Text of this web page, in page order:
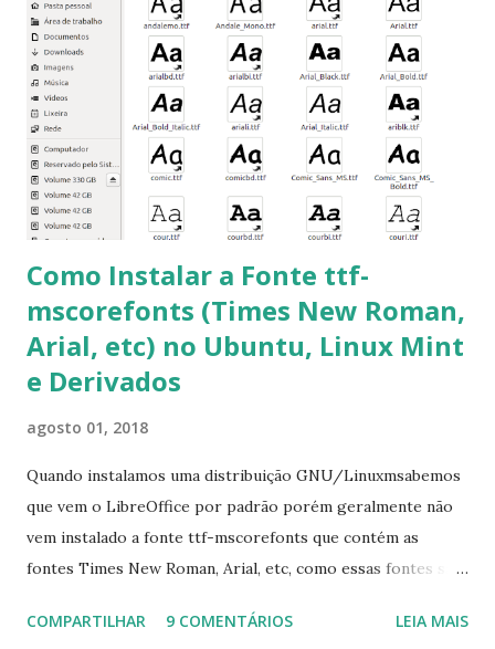
mscorefonts-installer Leia os termos de uso e avance
clicando em “Ok” Agora aceite os termos de uso clicando
em “Sim” Pronto agora abra o LibreOffice e veja se as
fontes Times New Roman, Arial estão instaladas. Caso
ocorra algum erro ou precisa reinstalar, execute: $ sudo
apt-get install --reinstall ttf-mscorefonts-installer
Como Instalar a Fonte ttf-
mscorefonts (Times New Roman,
Arial, etc) no Ubuntu, Linux Mint
e Derivados
agosto 01, 2018
Quando instalamos uma distribuição GNU/Linuxmsabemos
que vem o LibreOffice por padrão porém geralmente não
vem instalado a fonte ttf-mscorefonts que contém as
fontes Times New Roman, Arial, etc, como essas fontes são
a Associação Brasileira de Normas Técnicas (ABNT), exige
COMPARTILHAR 9 COMENTÁRIOS LEIA MAIS